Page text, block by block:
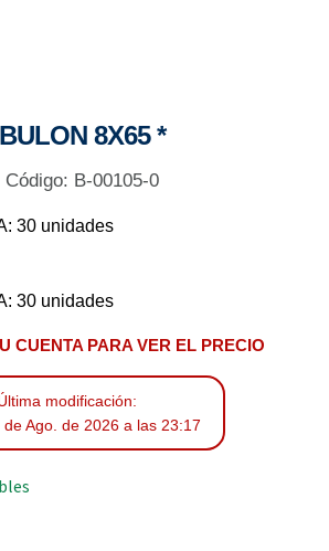
BULON 8X65 *
Código: B-00105-0
30 unidades
30 unidades
CUENTA PARA VER EL PRECIO
modificación:
de Ago. de 2026 a las 23:17